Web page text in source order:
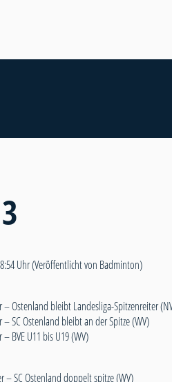
Uhr(Veröffentlicht von Badminton)
–Ostenland bleibt Landesliga-Spitzenreiter
–SC Ostenland bleibt an der Spitze (WV)
–BVE U11 bis U19 (WV)
–SC Ostenland doppelt spitze (WV)